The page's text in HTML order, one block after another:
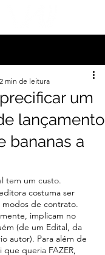
um
lançamento
bananas a
2 min de leitura
tem um custo.
costuma ser
modos de contrato.
implicam no
(de um Edital, da
autor). Para além de
queria FAZER,